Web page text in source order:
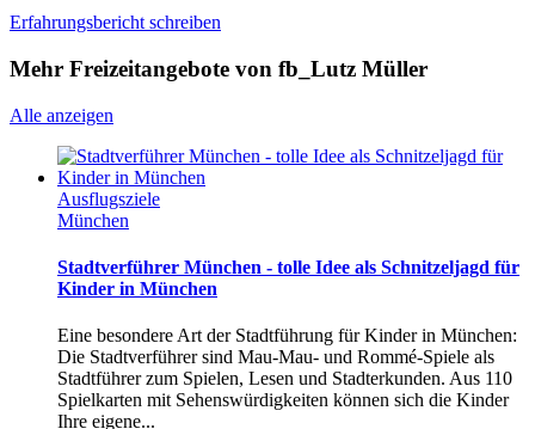
Erfahrungsbericht schreiben
Mehr Freizeitangebote von fb_Lutz Müller
Alle anzeigen
Ausflugsziele
München
Stadtverführer München - tolle Idee als Schnitzeljagd für
Kinder in München
Eine besondere Art der Stadtführung für Kinder in München:
Die Stadtverführer sind Mau-Mau- und Rommé-Spiele als
Stadtführer zum Spielen, Lesen und Stadterkunden. Aus 110
Spielkarten mit Sehenswürdigkeiten können sich die Kinder
Ihre eigene...